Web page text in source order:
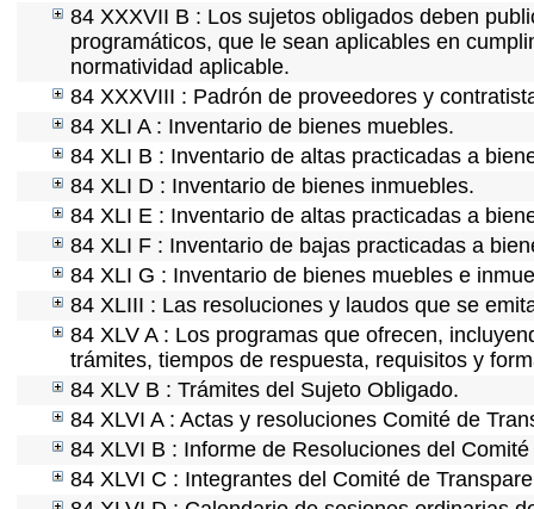
84 XXXVII B : Los sujetos obligados deben
programáticos, que le sean aplicables en
normatividad aplicable.
84 XXXVIII : Padrón de proveedores y
84 XLI A : Inventario de bienes muebles.
84 XLI B : Inventario de altas practicadas a
84 XLI D : Inventario de bienes inmuebles.
84 XLI E : Inventario de altas practicadas a
84 XLI F : Inventario de bajas practicadas a
84 XLI G : Inventario de bienes muebles e
84 XLIII : Las resoluciones y laudos que se
84 XLV A : Los programas que ofrecen,
trámites, tiempos de respuesta, requisitos y
84 XLV B : Trámites del Sujeto Obligado.
84 XLVI A : Actas y resoluciones Comité de
84 XLVI B : Informe de Resoluciones del
84 XLVI C : Integrantes del Comité de